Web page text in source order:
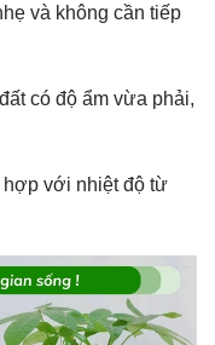
và không cần tiếp
có độ ẩm vừa phải,
hợp với nhiệt độ từ